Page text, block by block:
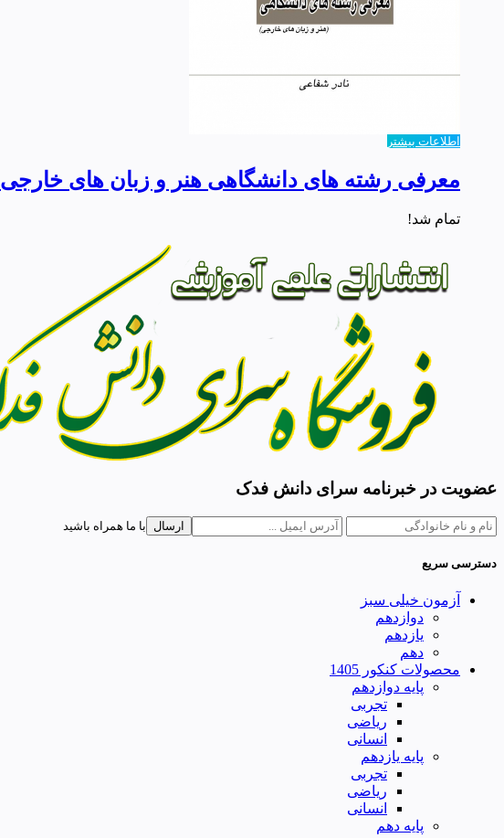
اطلاعات بیشتر
معرفی رشته های دانشگاهی هنر و زبان های خارجی
تمام شد!
عضویت در خبرنامه سرای دانش فدک
ارسال با ما همراه باشید
دسترسی سریع
آزمون خیلی سبز
دوازدهم
یازدهم
دهم
محصولات کنکور 1405
پایه دوازدهم
تجربی
ریاضی
انسانی
پایه یازدهم
تجربی
ریاضی
انسانی
پایه دهم